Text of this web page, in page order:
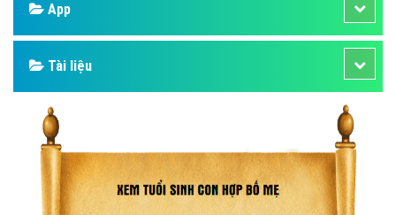
App
Tài liệu